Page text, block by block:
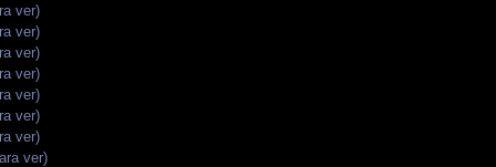
ver)
ver)
ver)
ver)
ver)
ver)
ver)
ver)